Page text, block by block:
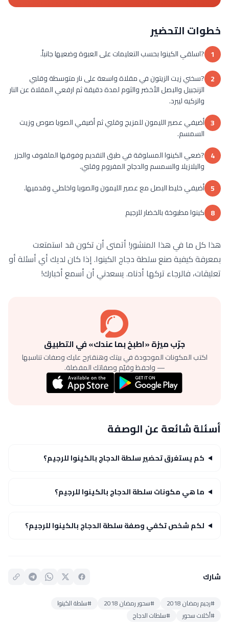
خطوات التحضير
1 ?اسلقي الكينوا بحسب التعليمات على العبوة وضعيها جانباً.
2 ?سخني زيت الزيتون في مقلاة واسعة على نار متوسطة وقلبي
الزنجبيل والبصل الأخضر والثوم لمدة دقيقة ثم ارفعي المقلاة عن النار
واتركيه ليبرد.
3 أضيفي عصير الليمون للمزيج وقلبي ثم أضيفي الصويا صوص وزيت
السمسم.
4 ?ضعي الكينوا المسلوقة في طبق التقديم وفوقها الملفوف والجزر
والبلازيلا والسمسم والدجاج المفروم وقلبي.
5 أضيفي خليط البصل مع عصير الليمون والصويا واخلطي وقدميها.
8 كينوا مطبوخة بالخضار للرجيم
هذا كل ما في هذا المنشور! أتمنى أن تكون قد استمتعت
بمعرفة كيفية صنع سلطة دجاج الكينوا. إذا كان لديك أي أسئلة أو
تعليقات، فالرجاء تركها أدناه. يسعدني أن أسمع أخبارك!
جرّب ميزة «اطبخ بما عندك» في التطبيق
اكتب المكونات الموجودة في بيتك وهنقترح عليك وصفات تناسبها
— واحفظ وقيّم وصفاتك المفضلة.
أسئلة شائعة عن الوصفة
كم يستغرق تحضير سلطة الدجاج بالكينوا للرجيم؟
ما هي مكونات سلطة الدجاج بالكينوا للرجيم؟
لكم شخص تكفي وصفة سلطة الدجاج بالكينوا للرجيم؟
شارك
#رجيم رمضان 2018 #سحور رمضان 2018
#سلطة الكينوا
#أكلات سحور
#سلطات الدجاج